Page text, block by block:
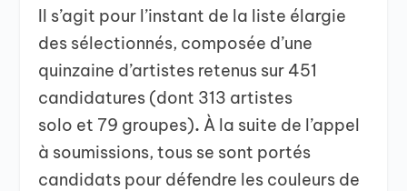
Il s’agit pour l’instant de la liste élargie
des sélectionnés, composée d’une
quinzaine d’artistes retenus sur 451
candidatures (dont 313 artistes
solo et 79 groupes). À la suite de l’appel
à soumissions, tous se sont portés
candidats pour défendre les couleurs de